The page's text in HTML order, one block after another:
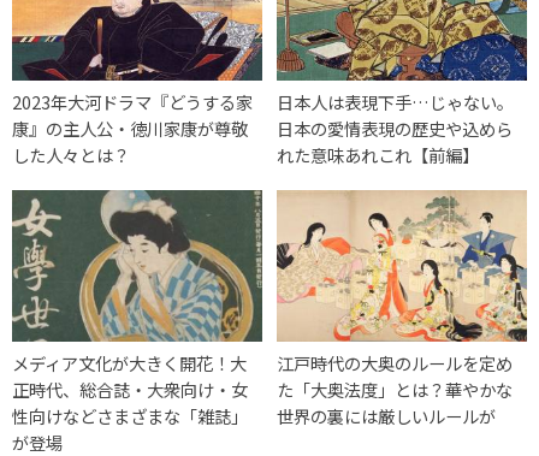
2023年大河ドラマ『どうする家
康』の主人公・徳川家康が尊敬
した人々とは？
日本人は表現下手…じゃない。
日本の愛情表現の歴史や込めら
れた意味あれこれ【前編】
メディア文化が大きく開花！大
正時代、総合誌・大衆向け・女
性向けなどさまざまな「雑誌」
が登場
江戸時代の大奥のルールを定め
た「大奥法度」とは？華やかな
世界の裏には厳しいルールが